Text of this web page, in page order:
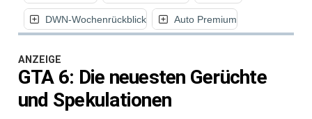
DWN-Wochenrückblick Auto Premium
ANZEIGE
GTA 6: Die neuesten Gerüchte
und Spekulationen